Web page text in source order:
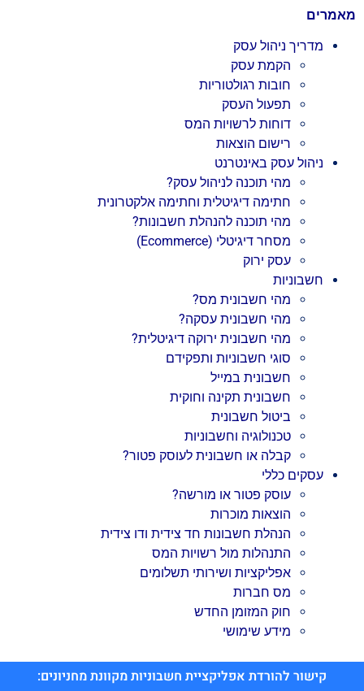
מאמרים
מדריך ניהול עסק
הקמת עסק
חובות רגולטוריות
תפעול העסק
דוחות לרשויות המס
רישום הוצאות
ניהול עסק באינטרנט
מהי תוכנה לניהול עסק?
חתימה דיגיטלית וחתימה אלקטרונית
מהי תוכנה להנהלת חשבונות?
מסחר דיגיטלי (Ecommerce)
עסק ירוק
חשבוניות
מהי חשבונית מס?
מהי חשבונית עסקה?
מהי חשבונית ירוקה דיגיטלית?
סוגי חשבוניות ותפקידם
חשבונית במייל
חשבונית תקינה וחוקית
ביטול חשבונית
טכנולוגיה וחשבוניות
קבלה או חשבונית לעוסק פטור?
עסקים כללי
עוסק פטור או מורשה?
הוצאות מוכרות
הנהלת חשבונות חד צידית ודו צידית
התנהלות מול רשויות המס
אפליקציות ושירותי תשלומים
מס חברות
חוק המזומן החדש
מידע שימושי
קישור להורדת אפליקציית חשבוניות מקוונת מחניונים: